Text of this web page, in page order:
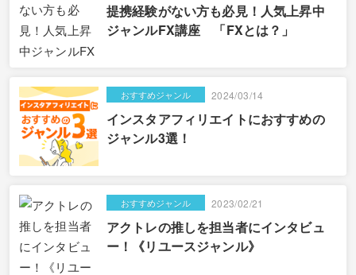
提携経験がない方も必見！人気上昇中
ジャンルFX講座 「FXとは？」
おすすめジャンル 2024/03/14
インスタアフィリエイトにおすすめの
ジャンル3選！
おすすめジャンル 2023/02/21
アクトレの推しを担当者にインタビュ
ー！《リユースジャンル》